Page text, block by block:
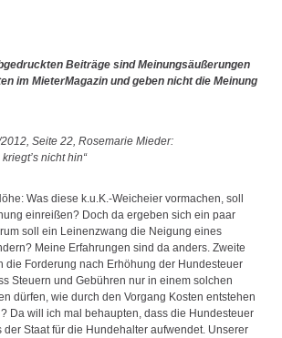
Beiträge sind Meinungsäußerungen
im MieterMagazin und geben nicht die Meinung
Seite 22, Rosemarie Mieder:
nicht hin“
Was diese k.u.K.-Weicheier vormachen, soll
einreißen? Doch da ergeben sich ein paar
soll ein Leinenzwang die Neigung eines
Meine Erfahrungen sind da anders. Zweite
die Forderung nach Erhöhung der Hundesteuer
Steuern und Gebühren nur in einem solchen
dürfen, wie durch den Vorgang Kosten entstehen
Da will ich mal behaupten, dass die Hundesteuer
der Staat für die Hundehalter aufwendet. Unserer